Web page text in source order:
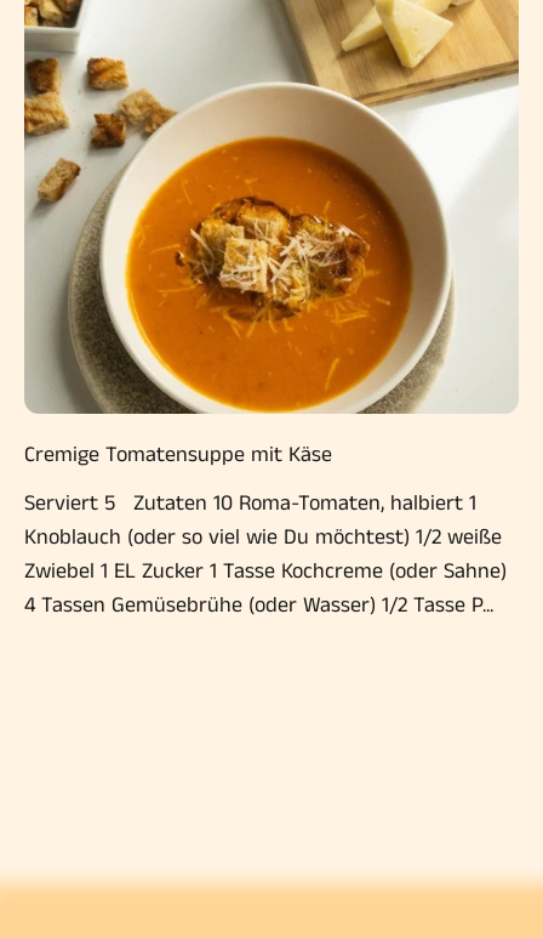
Cremige Tomatensuppe mit Käse
Serviert 5 Zutaten 10 Roma-Tomaten, halbiert 1
Knoblauch (oder so viel wie Du möchtest) 1/2 weiße
Zwiebel 1 EL Zucker 1 Tasse Kochcreme (oder Sahne)
4 Tassen Gemüsebrühe (oder Wasser) 1/2 Tasse P...